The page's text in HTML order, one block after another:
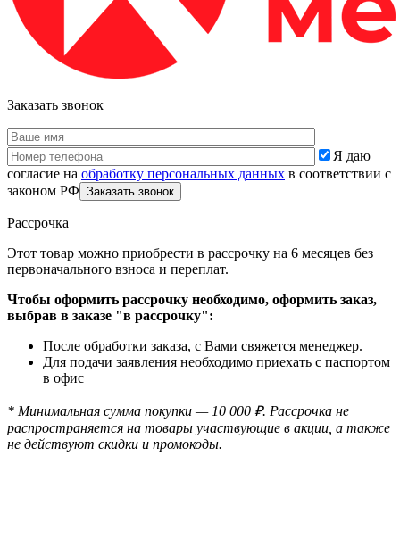
Заказать звонок
Я даю
согласие на обработку персональных данных в соответствии с
законом РФ
Рассрочка
Этот товар можно приобрести в рассрочку на 6 месяцев без
первоначального взноса и переплат.
Чтобы оформить рассрочку необходимо, оформить заказ,
выбрав в заказе "в рассрочку":
После обработки заказа, с Вами свяжется менеджер.
Для подачи заявления необходимо приехать с паспортом
в офис
* Минимальная сумма покупки — 10 000 ₽. Рассрочка не
распространяется на товары участвующие в акции, а также
не действуют скидки и промокоды.